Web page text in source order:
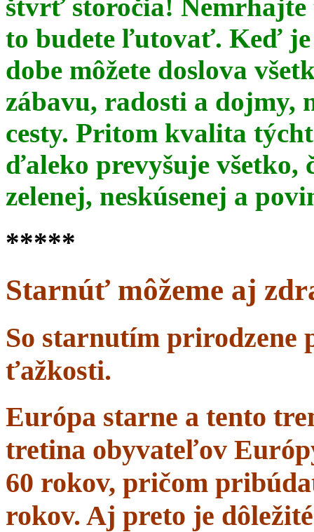
štvrť storočia!
to budete ľutovať. Keď je
dobe môžete doslova
zábavu, radosti a dojmy,
cesty. Pritom kvalita
ďaleko prevyšuje všetko,
zelenej, neskúsenej a
*****
Starnúť môžeme aj
So starnutím prirodzene
ťažkosti.
Európa starne a tento
tretina obyvateľov
60 rokov, pričom
rokov. Aj preto je